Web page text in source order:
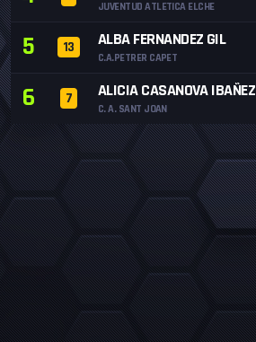
JUVENTUD ATLETICA ELCHE
5 13 ALBA FERNANDEZ GIL
C.A.PETRER CAPET
6 7 ALICIA CASANOVA IBAÑEZ
C. A. SANT JOAN